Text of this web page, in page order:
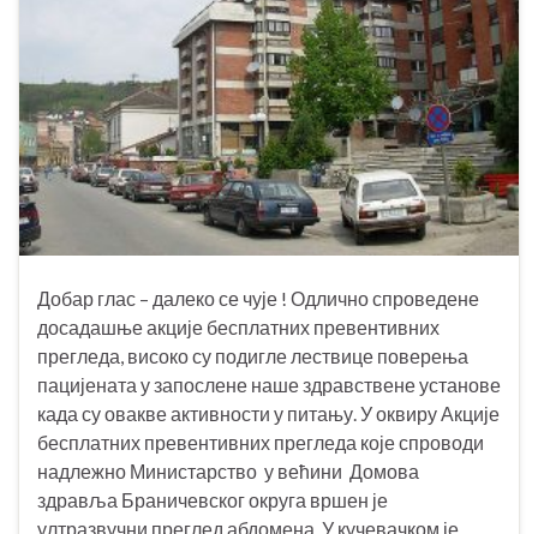
Добар глас – далеко се чује ! Одлично спроведене
досадашње акције бесплатних превентивних
прегледа, високо су подигле лествице поверења
пацијената у запослене наше здравствене установе
када су овакве активности у питању. У оквиру Акције
бесплатних превентивних прегледа које спроводи
надлежно Министарство у већини Домова
здравља Браничевског округа вршен је
ултразвучни преглед абдомена. У кучевачком је …